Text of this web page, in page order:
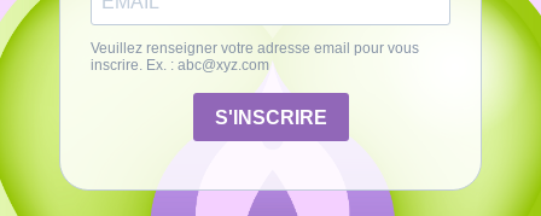
Veuillez renseigner votre adresse email pour vous
inscrire. Ex. : abc@xyz.com
S'INSCRIRE